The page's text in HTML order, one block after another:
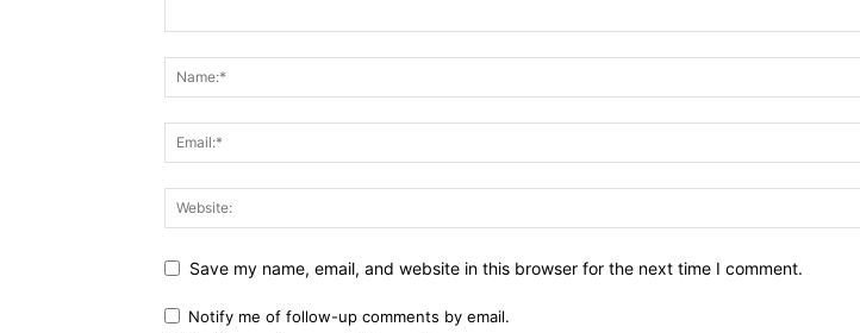
Save my name, email, and website in this browser for the next time I comment.
Notify me of follow-up comments by email.